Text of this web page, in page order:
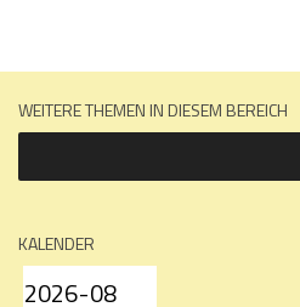
WEITERE THEMEN IN DIESEM BEREICH
KALENDER